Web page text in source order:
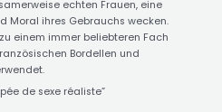
echten Frauen, eine
Moral ihres Gebrauchs wecken.
einem immer beliebteren Fach
Bordellen und
de sexe réaliste”